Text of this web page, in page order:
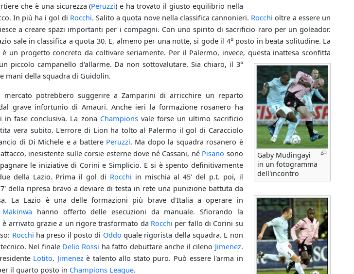
Gaby Mudingayi
in un fotogramma
dell'incontro
che è una sicurezza (Peruzzi) e ha trovato il giusto equilibrio nella
In più ha i gol di Rocchi. Salito a quota nove nella classifica cannonieri. Rocchi oltre a essere un
a creare spazi importanti per i compagni. Con uno spirito di sacrificio raro per un goleador.
sale in classifica a quota 30. E, almeno per una notte, si gode il 4° posto in beata solitudine. La
un progetto concreto da coltivare seriamente. Per il Palermo, invece, questa inattesa sconfitta
piccolo campanello d'allarme. Da non sottovalutare. Sia chiaro, il 3°
mani della squadra di Guidolin.
potrebbero suggerire a Zamparini di arricchire un reparto
grave infortunio di Amauri. Anche ieri la formazione rosanero ha
fase conclusiva. La zona Championsvale forse un ultimo sacrificio
vera subito. L'errore di Lion ha tolto al Palermo il gol di Caracciolo
di Di Michele e a battere Peruzzi. Ma dopo la squadra rosanero è
inesistente sulle corsie esterne dove né Cassani, né Pisano sono
le iniziative di Corini e Simplicio. E si è spento definitivamente
della Lazio. Prima il gol di Rocchi in mischia al 45' del p.t. poi, il
della ripresa bravo a deviare di testa in rete una punizione battuta da
La Lazio è una delle formazioni più brave d'Italia a operare in
Makinwa hanno offerto delle esecuzioni da manuale. Sfiorando la
è arrivato grazie a un rigore trasformato da Rocchi per fallo di Corini su
Rocchi ha preso il posto di Oddo quale rigorista della squadra. E non
Nel finale Delio Rossi ha fatto debuttare anche il cileno Jimenez.
Lotito. Jimenezè talento allo stato puro. Può essere l'arma in
il quarto posto in Champions League.